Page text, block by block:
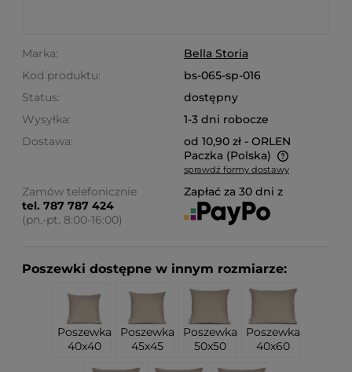
Marka:
Bella Storia
Kod produktu:
bs-065-sp-016
Status:
dostępny
Wysyłka:
1-3 dni robocze
Dostawa:
od 10,90 zł - ORLEN
Paczka (Polska)
Cena nie zawiera ewentualnych kosztów płatności
sprawdź formy dostawy
Zamów telefonicznie
tel. 787 787 424
(pn.-pt. 8:00-16:00)
Zapłać za 30 dni z
Poszewki dostępne w innym rozmiarze:
Poszewka
40x40
Poszewka
45x45
Poszewka
50x50
Poszewka
40x60